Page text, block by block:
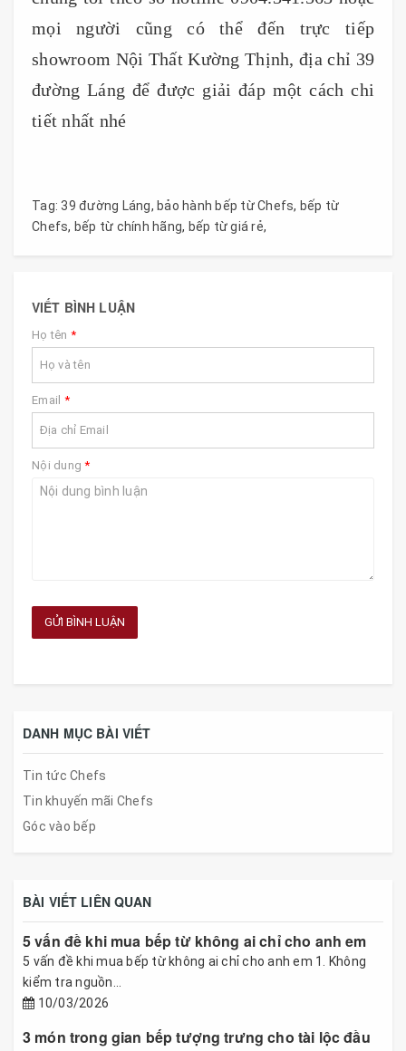
mọi người cũng có thể đến trực tiếp
showroom Nội Thất Kường Thịnh, địa chỉ 39
đường Láng để được giải đáp một cách chi
tiết nhất nhé
Tag: 39 đường Láng, bảo hành bếp từ Chefs, bếp từ
Chefs, bếp từ chính hãng, bếp từ giá rẻ,
VIẾT BÌNH LUẬN
Họ tên *
Email *
Nội dung*
GỬI BÌNH LUẬN
DANH MỤC BÀI VIẾT
Tin tức Chefs
Tin khuyến mãi Chefs
Góc vào bếp
BÀI VIẾT LIÊN QUAN
5 vấn đề khi mua bếp từ không ai chỉ cho anh em
5 vấn đề khi mua bếp từ không ai chỉ cho anh em 1. Không
kiểm tra nguồn...
10/03/2026
3 món trong gian bếp tượng trưng cho tài lộc đầu